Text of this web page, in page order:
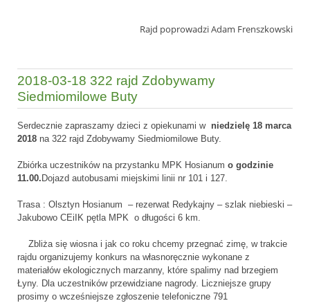
Rajd poprowadzi Adam Frenszkowski
2018-03-18 322 rajd Zdobywamy
Siedmiomilowe Buty
Serdecznie zapraszamy dzieci z opiekunami w niedzielę 18 marca
2018 na 322 rajd Zdobywamy Siedmiomilowe Buty.
Zbiórka uczestników na przystanku MPK Hosianum o godzinie
11.00. Dojazd autobusami miejskimi linii nr 101 i 127.
Trasa : Olsztyn Hosianum – rezerwat Redykajny – szlak niebieski –
Jakubowo CEiIK pętla MPK o długości 6 km.
Zbliża się wiosna i jak co roku chcemy przegnać zimę, w trakcie
rajdu organizujemy konkurs na własnoręcznie wykonane z
materiałów ekologicznych marzanny, które spalimy nad brzegiem
Łyny. Dla uczestników przewidziane nagrody. Liczniejsze grupy
prosimy o wcześniejsze zgłoszenie telefoniczne 791